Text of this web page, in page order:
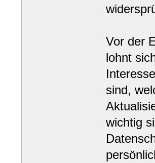
Vor der
lohnt
sind,
wichtig